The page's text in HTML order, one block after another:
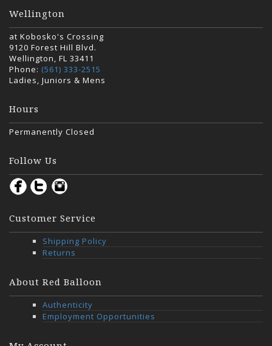
Wellington
at Kobosko's Crossing
9120 Forest Hill Blvd.
Wellington, FL 33411
Phone: (561) 333-2515
Ladies, Juniors & Mens
Hours
Permanently Closed
Follow Us
Customer Service
Shipping Policy
Returns
About Red Balloon
Authenticity
Employment Opportunities